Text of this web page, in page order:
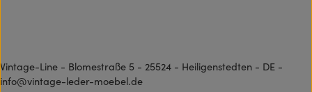
Vintage-Line - Blomestraße 5 - 25524 - Heiligenstedten - DE -
info@vintage-leder-moebel.de